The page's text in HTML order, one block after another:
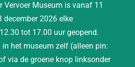
Vervoer Museum is vanaf 11
december 2026 elke
tot 17.00 uur geopend.
het museum zelf (alleen pin:
via de groene knop linksonder